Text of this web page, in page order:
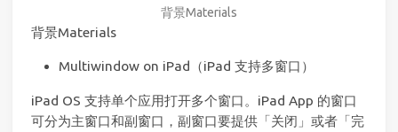
背景Materials
背景Materials
Multiwindow on iPad（iPad 支持多窗口）
iPad OS 支持单个应用打开多个窗口。iPad App 的窗口
可分为主窗口和副窗口，副窗口要提供「关闭」或者「完